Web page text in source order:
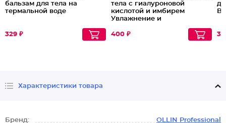
бальзам для тела на
термальной воде
329 ₽
тела с гиалуроновой
кислотой и имбирем
Увлажнение и
400 ₽
Характеристики товара
Бренд: OLLIN Professional